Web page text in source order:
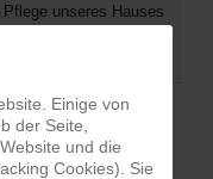
unseres Hauses
Einige von
der Seite,
und die
Cookies). Sie